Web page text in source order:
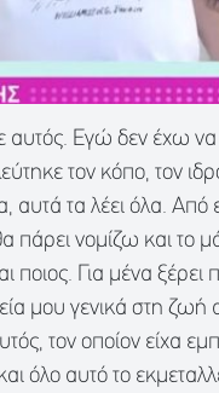
Εγώ δεν έχω να
τον κόπο, τον
τα λέει όλα. Από
πάρει νομίζω και το
ποιος. Για μένα ξέρει
μου γενικά στη
τον οποίον είχα
όλο αυτό το